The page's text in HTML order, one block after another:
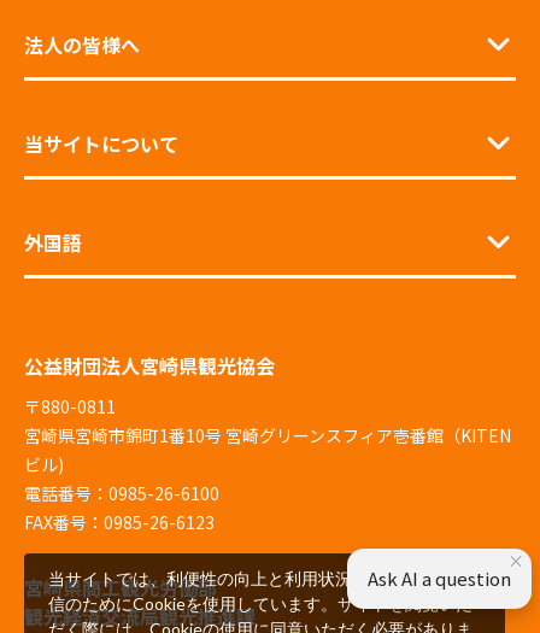
法人の皆様へ
当サイトについて
外国語
公益財団法人宮崎県観光協会
〒880-0811
宮崎県宮崎市錦町1番10号 宮崎グリーンスフィア壱番館（KITEN
ビル)
電話番号：0985-26-6100
FAX番号：0985-26-6123
宮崎県商工観光労働部
観光経済交流局観光推進課
当サイトでは、利便性の向上と利用状況の解析、広告配
信のためにCookieを使用しています。サイトを閲覧いた
だく際には、Cookieの使用に同意いただく必要がありま
×
Ask AI a question